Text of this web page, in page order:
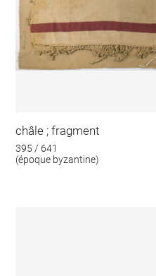
châle ; fragment
395 / 641
(époque byzantine)